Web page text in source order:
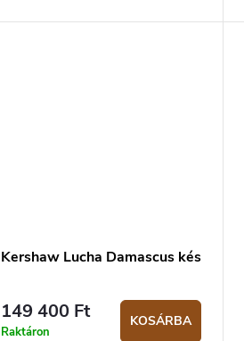
Kershaw Lucha Damascus kés
149 400 Ft
Raktáron
KOSÁRBA